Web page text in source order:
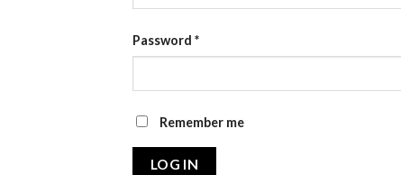
Password *
Remember me
LOG IN